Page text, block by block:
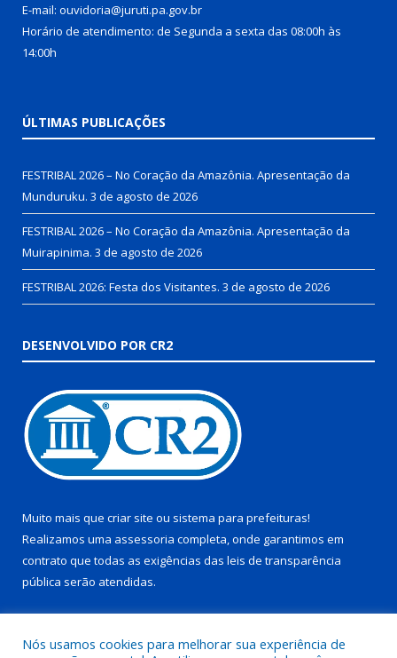
E-mail: ouvidoria@juruti.pa.gov.br
Horário de atendimento: de Segunda a sexta das 08:00h às
14:00h
ÚLTIMAS PUBLICAÇÕES
FESTRIBAL 2026 – No Coração da Amazônia. Apresentação da
Munduruku. 3 de agosto de 2026
FESTRIBAL 2026 – No Coração da Amazônia. Apresentação da
Muirapinima. 3 de agosto de 2026
FESTRIBAL 2026: Festa dos Visitantes. 3 de agosto de 2026
DESENVOLVIDO POR CR2
Muito mais que criar site ou sistema para prefeituras!
Realizamos uma assessoria completa, onde garantimos em
contrato que todas as exigências das leis de transparência
pública serão atendidas.
Nós usamos cookies para melhorar sua experiência de